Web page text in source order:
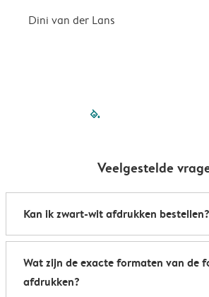
Dini van der Lans
filled-
Veelgestelde
Kan ik zwart-wit afdrukken bestellen?
Jazeker. Je kunt onze editor
je foto's te veranderen, van zwart &
Wat zijn de exacte formaten van de
afdrukken?